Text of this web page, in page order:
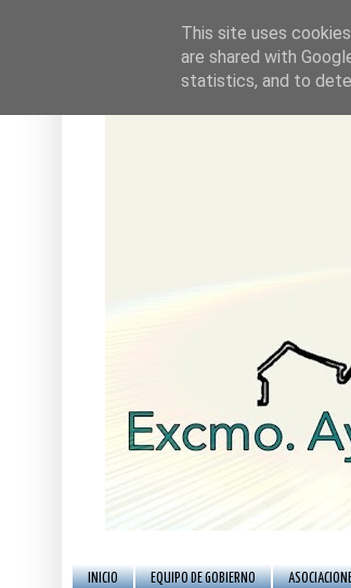
INICIO EQUIPO DE GOBIERNO
This site uses
are shared with
statistics, and to